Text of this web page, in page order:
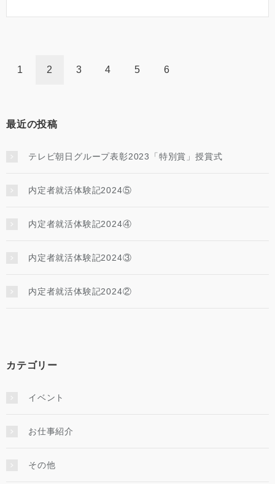
1 2 3 4 5 6
最近の投稿
テレビ朝日グループ表彰2023「特別賞」授賞式
内定者就活体験記2024⑤
内定者就活体験記2024④
内定者就活体験記2024③
内定者就活体験記2024②
カテゴリー
イベント
お仕事紹介
その他